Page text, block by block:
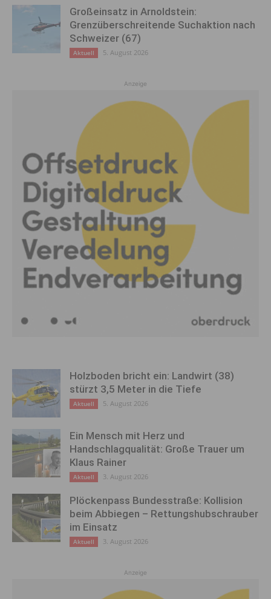
Großeinsatz in Arnoldstein:
Grenzüberschreitende Suchaktion nach
Schweizer (67)
Aktuell 5. August 2026
Anzeige
Holzboden bricht ein: Landwirt (38)
stürzt 3,5 Meter in die Tiefe
Aktuell 5. August 2026
Ein Mensch mit Herz und
Handschlagqualität: Große Trauer um
Klaus Rainer
Aktuell 3. August 2026
Plöckenpass Bundesstraße: Kollision
beim Abbiegen – Rettungshubschrauber
im Einsatz
Aktuell 3. August 2026
Anzeige